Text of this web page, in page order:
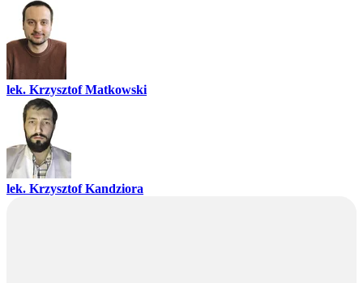
lek. Krzysztof Matkowski
lek. Krzysztof Kandziora